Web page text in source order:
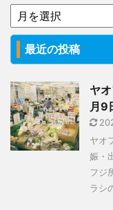
最近の投稿
ヤ
月9
ヤオ
娠・
フジ
ラシ